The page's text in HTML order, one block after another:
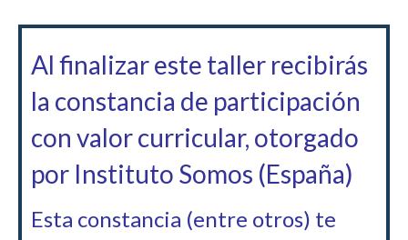
Al finalizar este taller recibirás
la constancia de participación
con valor curricular, otorgado
por Instituto Somos (España)
Esta constancia (entre otros) te